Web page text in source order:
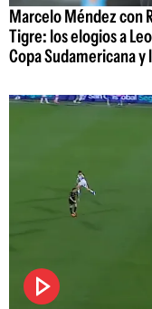
Marcelo Méndez con
Tigre: los elogios a
Copa Sudamericana